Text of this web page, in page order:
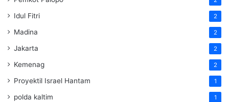
Idul Fitri 2
Madina 2
Jakarta 2
Kemenag 2
Proyektil Israel Hantam 1
polda kaltim 1